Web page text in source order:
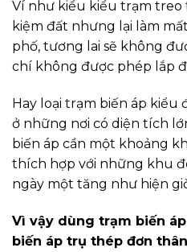
Ví như kiểu kiểu trạm
kiệm đất nhưng lại làm
phố, tương lai sẽ không
chí không được phép lắp
Hay loại trạm biến áp kiểu
ở những nơi có diện tích
biến áp cần một khoảng
thích hợp với những khu
ngày một tăng như hiện
Vì vậy dùng trạm biến
biến áp trụ thép đơn